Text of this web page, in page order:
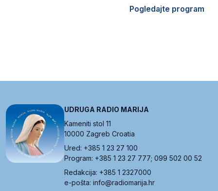
Pogledajte program
UDRUGA RADIO MARIJA
Kameniti stol 11
10000 Zagreb Croatia
Ured: +385 1 23 27 100
Program: +385 1 23 27 777; 099 502 00 52
Redakcija: +385 1 2327000
e-pošta: info@radiomarija.hr